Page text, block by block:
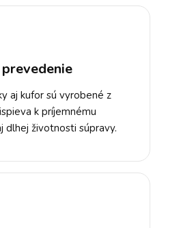
aj kufor sú vyrobené z
k príjemnému
dlhej životnosti súpravy.